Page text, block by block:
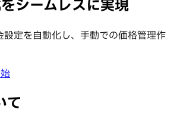
シームレスに実現
定を自動化し、手動での価格管理作
て